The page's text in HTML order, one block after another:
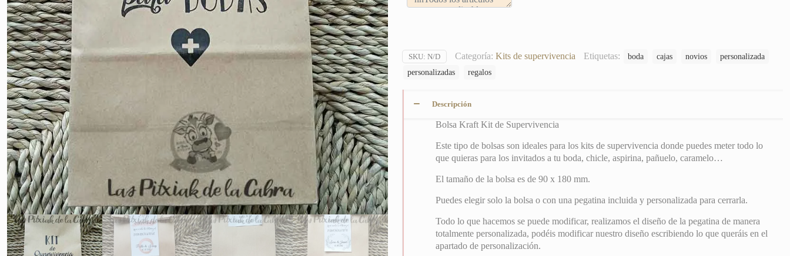
SKU: N/D Categoría: Kits de supervivencia Etiquetas: boda cajas novios
personalizada
personalizadas
regalos
Descripción
Bolsa Kraft Kit de Supervivencia
Este tipo de bolsas son ideales para los kits de supervivencia donde puedes meter todo lo
que quieras para los invitados a tu boda, chicle, aspirina, pañuelo, caramelo…
El tamaño de la bolsa es de 90 x 180 mm.
Puedes elegir solo la bolsa o con una pegatina incluida y personalizada para cerrarla.
Todo lo que hacemos se puede modificar, realizamos el diseño de la pegatina de manera
totalmente personalizada, podéis modificar nuestro diseño escribiendo lo que queráis en el
apartado de personalización.